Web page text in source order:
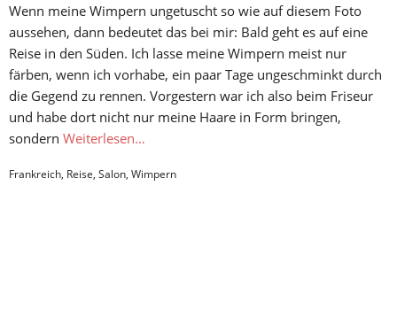
Wenn meine Wimpern ungetuscht so wie auf diesem Foto
aussehen, dann bedeutet das bei mir: Bald geht es auf eine
Reise in den Süden. Ich lasse meine Wimpern meist nur
färben, wenn ich vorhabe, ein paar Tage ungeschminkt durch
die Gegend zu rennen. Vorgestern war ich also beim Friseur
und habe dort nicht nur meine Haare in Form bringen,
sondern Weiterlesen…
Frankreich, Reise, Salon, Wimpern